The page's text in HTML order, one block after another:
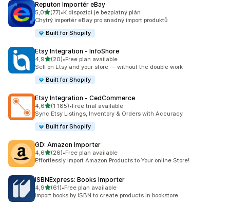
Reputon Importér eBay
5,0z 5 hvězd
(77)
Celkový počet recenzí: 77
•K dispozici je bezplatný plán
Chytrý importér eBay pro snadný import produktů
Built for Shopify
Etsy Integration ‑ InfoShore
4,9z 5 hvězd
(20)
Celkový počet recenzí: 20
•Free plan available
Sell on Etsy and your store — without the double work
Built for Shopify
Etsy Integration ‑ CedCommerce
4,6z 5 hvězd
(1 185)
Celkový počet recenzí: 1185
•Free trial available
Sync Etsy Listings, Inventory & Orders with Accuracy
Built for Shopify
GD: Amazon Importer
4,6z 5 hvězd
(26)
Celkový počet recenzí: 26
•Free plan available
Effortlessly Import Amazon Products to Your online Store!
ISBNExpress: Books Importer
4,9z 5 hvězd
(61)
Celkový počet recenzí: 61
•Free plan available
Import books by ISBN to create products in bookstore